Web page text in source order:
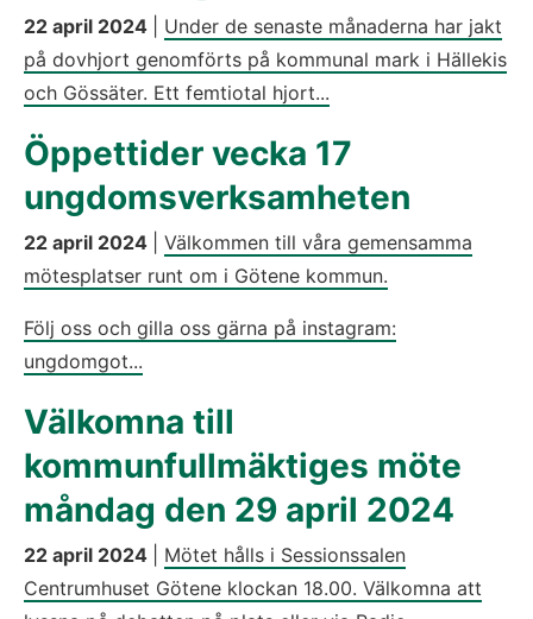
22 april 2024
Under de senaste månaderna har jakt
på dovhjort genomförts på kommunal mark i Hällekis
och Gössäter. Ett femtiotal hjort...
Öppettider vecka 17
ungdomsverksamheten
22 april 2024
Välkommen till våra gemensamma
mötesplatser runt om i Götene kommun.
Följ oss och gilla oss gärna på instagram:
ungdomgot...
Välkomna till
kommunfullmäktiges möte
måndag den 29 april 2024
22 april 2024
Mötet hålls i Sessionssalen
Centrumhuset Götene klockan 18.00. Välkomna att